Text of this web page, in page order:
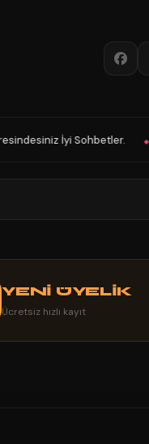
HoŞGeLDin Keyifli Eğlenceli
YENİ ÜYELİK
Ücretsiz hızlı kayıt